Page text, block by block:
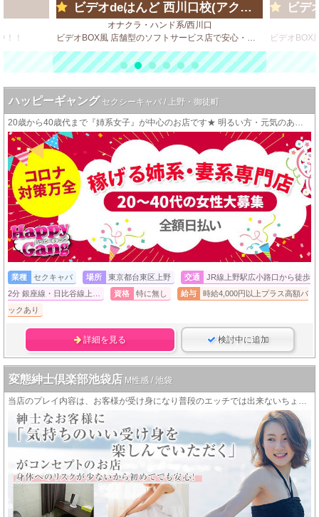
！！
ビデオdeはんど 西川口校(アクセスグループ)
オナクラ・ハンド系/西川口
ビデオBOX風 店舗型のソフトサービス店で安心・安全・高収入♪
ビデオ
ハッピーギャング セクシーキャバ / 上野・御徒町
20歳から40歳代まで『姉系女子』が中心のお店です★ 明るい方・元気のある方を積極採用中！ 是非一度ご連絡ください！
業種 セクキャバ 場所 東京都台東区上野 交通
JR線上野駅広小路口から徒歩
2分 銀座線・日比谷線上…
資格 特に無し 給与
時給4,000円以上プラス高額バ
ックあり
詳細を見る 検討中に追加
変態紳士倶楽部池袋店 M性感 / 池袋
当店のプレイ内容は、お客様が受け身になり普段のエッチでは出来ないちょっと変態なプレイを受けて頂くお店になってます。